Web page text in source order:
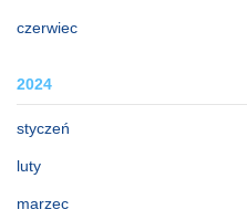
czerwiec
2024
styczeń
luty
marzec